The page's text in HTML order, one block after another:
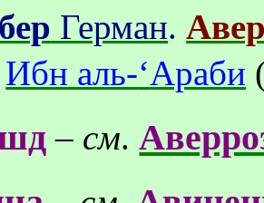
Герман.
Ибн аль-‘Араби
– см.